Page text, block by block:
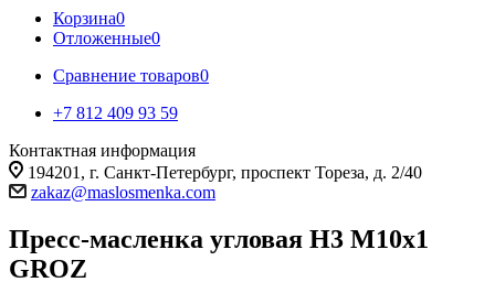
Корзина0
Отложенные0
Сравнение товаров0
+7 812 409 93 59
Контактная информация
194201, г. Санкт-Петербург, проспект Тореза, д. 2/40
zakaz@maslosmenka.com
Пресс-масленка угловая H3 M10x1
GROZ